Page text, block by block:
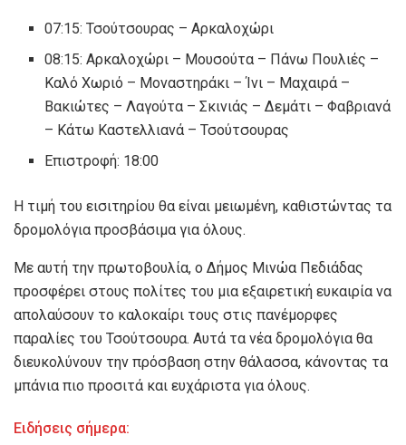
07:15: Τσούτσουρας – Αρκαλοχώρι
08:15: Αρκαλοχώρι – Μουσούτα – Πάνω Πουλιές –
Καλό Χωριό – Μοναστηράκι – Ίνι – Μαχαιρά –
Βακιώτες – Λαγούτα – Σκινιάς – Δεμάτι – Φαβριανά
– Κάτω Καστελλιανά – Τσούτσουρας
Επιστροφή: 18:00
Η τιμή του εισιτηρίου θα είναι μειωμένη, καθιστώντας τα
δρομολόγια προσβάσιμα για όλους.
Με αυτή την πρωτοβουλία, ο Δήμος Μινώα Πεδιάδας
προσφέρει στους πολίτες του μια εξαιρετική ευκαιρία να
απολαύσουν το καλοκαίρι τους στις πανέμορφες
παραλίες του Τσούτσουρα. Αυτά τα νέα δρομολόγια θα
διευκολύνουν την πρόσβαση στην θάλασσα, κάνοντας τα
μπάνια πιο προσιτά και ευχάριστα για όλους.
Ειδήσεις σήμερα: